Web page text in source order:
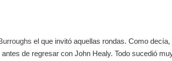
el que invitó aquellas rondas. Como
de regresar con John Healy. Todo sucedió